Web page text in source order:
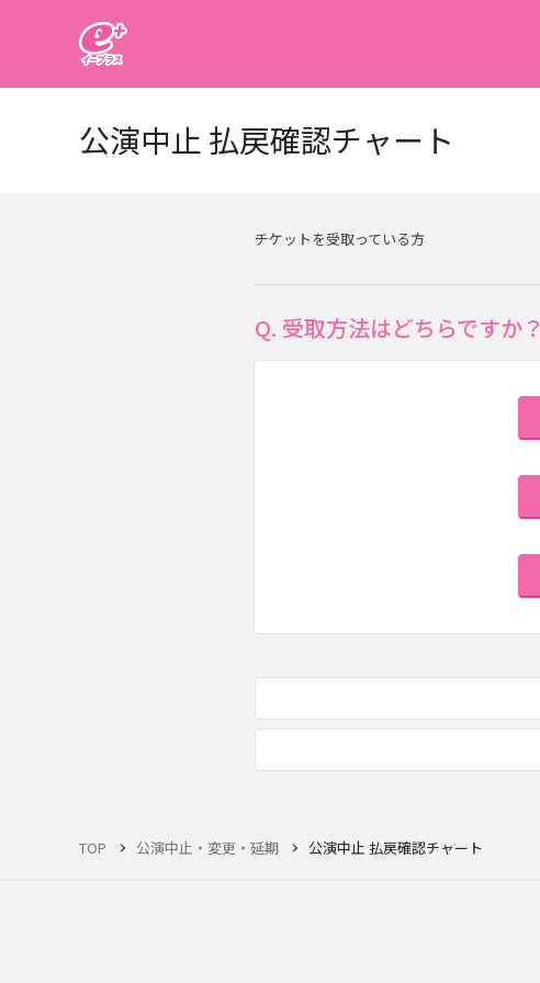
TOP 公演中止・変更・延期 公演中止 払戻確認チャート
公演中止 払戻確認チャート
チケットを受取っている方
Q. 受取方法はどちらですか？